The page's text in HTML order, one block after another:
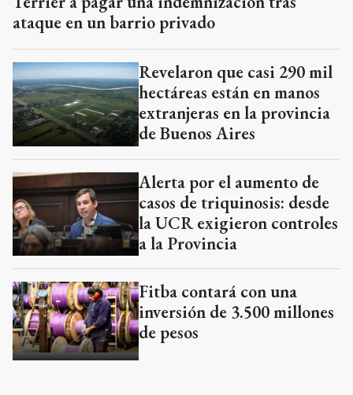
ataque en un barrio privado
Revelaron que casi 290 mil
hectáreas están en manos
extranjeras en la provincia
de Buenos Aires
Alerta por el aumento de
casos de triquinosis: desde
la UCR exigieron controles
a la Provincia
Fitba contará con una
inversión de 3.500 millones
de pesos